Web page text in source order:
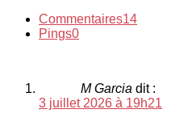
Commentaires14
Pings0
M Garcia dit :
3 juillet 2026 à 19h21